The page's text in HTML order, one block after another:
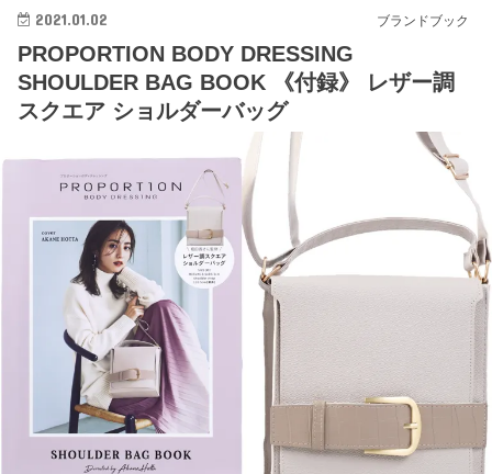
ブランドブック
2021.01.02
PROPORTION BODY DRESSING
SHOULDER BAG BOOK 《付録》 レザー調
スクエア ショルダーバッグ